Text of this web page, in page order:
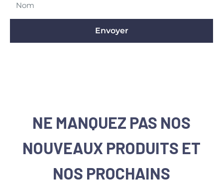
Envoyer
NE MANQUEZ PAS NOS
NOUVEAUX PRODUITS ET
NOS PROCHAINS